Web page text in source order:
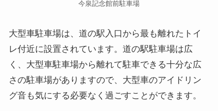
今泉記念館前駐車場
大型車駐車場は、道の駅入口から最も離れたトイ
レ付近に設置されています。道の駅駐車場は広
く、大型車駐車場から離れて駐車できる十分な広
さの駐車場がありますので、大型車のアイドリン
グ音も気にする必要なく過ごすことができます。